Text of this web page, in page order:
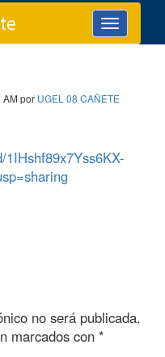
Toggle
navigation
AM por UGEL 08 CAÑETE
no será publicada.
marcados con *